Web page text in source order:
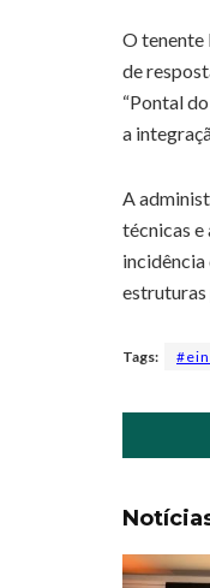
O tenente
de
“Pontal
a
A
técnicas
incidência
estruturas
Tags: